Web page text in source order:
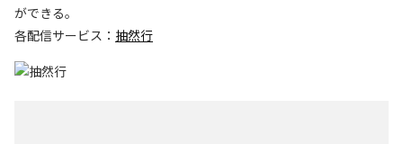
ができる。
各配信サービス： 抽然行